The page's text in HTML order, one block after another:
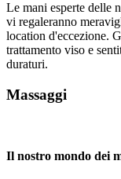
Le mani esperte delle
vi regaleranno
location d'eccezione.
trattamento viso e
duraturi.
Massaggi
Il nostro mondo dei